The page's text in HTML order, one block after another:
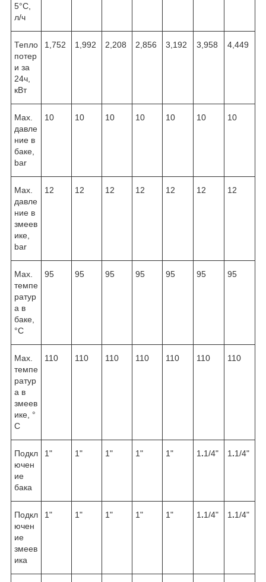
5°С,
л/ч
Тепло
потер
и за
24ч,
кВт
1,752 1,992 2,208 2,856 3,192 3,958 4,449
Max.
давле
ние в
баке,
bar
10 10 10 10 10 10 10
Max.
давле
ние в
змеев
ике,
bar
12 12 12 12 12 12 12
Max.
темпе
ратур
а в
баке,
°С
95 95 95 95 95 95 95
Max.
темпе
ратур
а в
змеев
ике, °
С
110 110 110 110 110 110 110
Подкл
ючен
ие
бака
1" 1" 1" 1" 1" 1.1/4" 1.1/4"
Подкл
ючен
ие
змеев
ика
1" 1" 1" 1" 1" 1.1/4" 1.1/4"